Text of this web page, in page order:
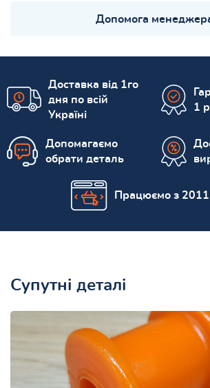
Допомога
Доставка від 1го
дня по всій
Україні
1
Допомагаємо
обрати деталь
Працюємо з
Супутні деталі